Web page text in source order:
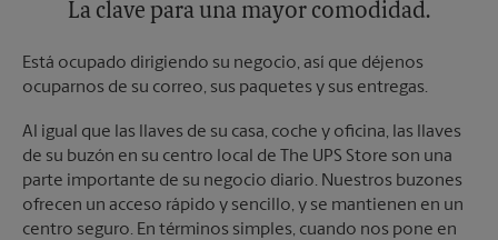
La clave para una mayor comodidad.
Está ocupado dirigiendo su negocio, así que déjenos
ocuparnos de su correo, sus paquetes y sus entregas.
Al igual que las llaves de su casa, coche y oficina, las llaves
de su buzón en su centro local de The UPS Store son una
parte importante de su negocio diario. Nuestros buzones
ofrecen un acceso rápido y sencillo, y se mantienen en un
centro seguro. En términos simples, cuando nos pone en